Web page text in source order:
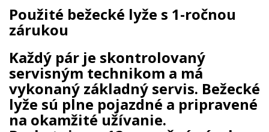
Použité bežecké lyže s 1-ročnou
zárukou
Každý pár je skontrolovaný
servisným technikom a má
vykonaný základný servis. Bežecké
lyže sú plne pojazdné a pripravené
na okamžité užívanie.